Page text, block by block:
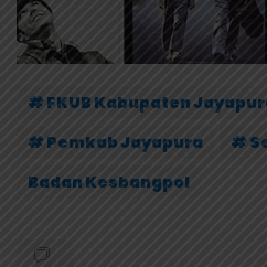
# FKUB Kabupaten
# Pemkab Jayapura
#
Badan Kesbangpol